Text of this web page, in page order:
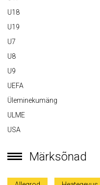
U18
U19
U7
U8
U9
UEFA
Üleminekumäng
ULME
USA
Märksõnad